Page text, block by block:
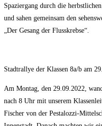
Spaziergang durch die
und sahen gemeinsam den
„Der Gesang der Flusskrebse“.
Stadtrallye der Klassen 8a/b am
Am Montag, den 29.09.2022,
nach 8 Uhr mit unserem
Fischer von der Pestalozzi-